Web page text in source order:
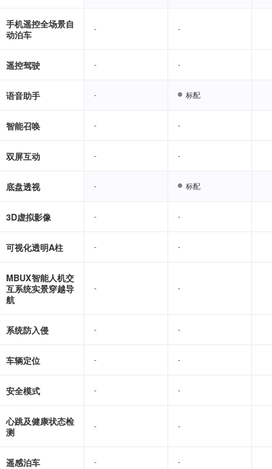
手机遥控全场景自
动泊车
- -
遥控驾驶 - -
语音助手 - 标配
智能召唤 - -
双屏互动 - -
底盘透视 - 标配
3D虚拟影像 - -
可视化透明A柱 - -
MBUX智能人机交
互系统实景穿越导
航
- -
系统防入侵 - -
车辆定位 - -
安全模式 - -
心跳及健康状态检
测
- -
遥感泊车 - -
- -
- -
- 标配
- -
- -
- 标配
- -
- -
- -
- -
- -
- -
- -
- -